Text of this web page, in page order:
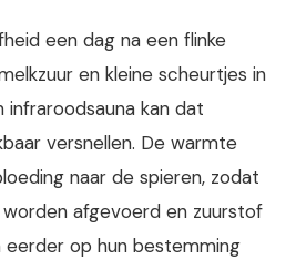
een dag na een flinke
en kleine scheurtjes in
infraroodsauna kan dat
versnellen. De warmte
naar de spieren, zodat
afgevoerd en zuurstof
op hun bestemming